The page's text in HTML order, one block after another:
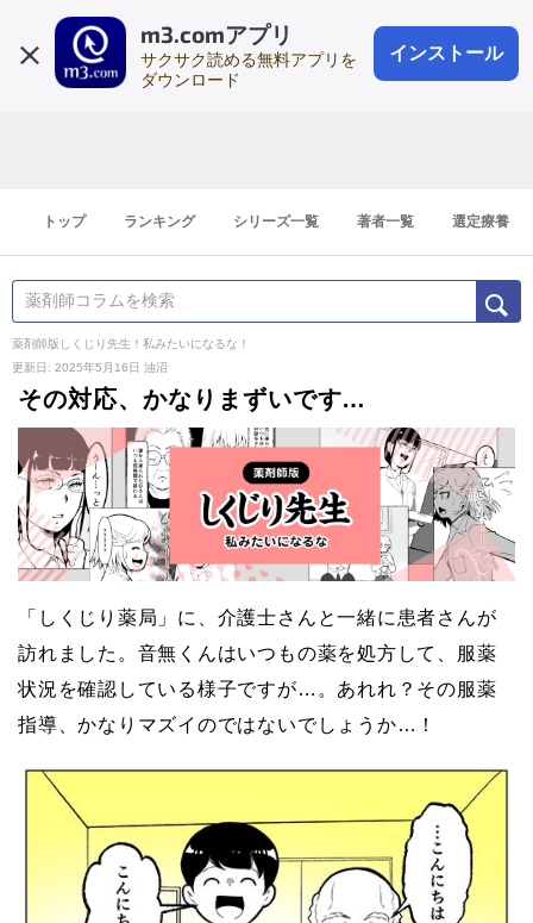
m3.comアプリ
サクサク読める無料アプリを
ダウンロード
インストール
会員登録
登録1分
トップ ランキング シリーズ一覧 著者一覧 選定療養
薬剤師版しくじり先生！私みたいになるな！
更新日: 2025年5月16日 油沼
その対応、かなりまずいです…
「しくじり薬局」に、介護士さんと一緒に患者さんが
訪れました。音無くんはいつもの薬を処方して、服薬
状況を確認している様子ですが…。あれれ？その服薬
指導、かなりマズイのではないでしょうか…！